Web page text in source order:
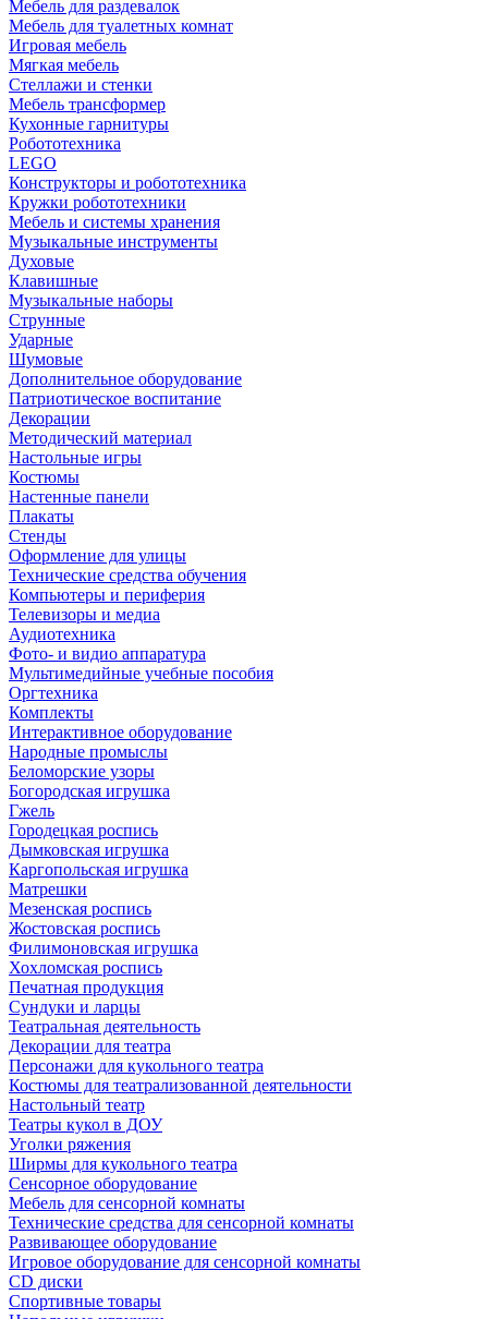
Мебель для раздевалок
Мебель для туалетных комнат
Игровая мебель
Мягкая мебель
Стеллажи и стенки
Мебель трансформер
Кухонные гарнитуры
Робототехника
LEGO
Конструкторы и робототехника
Кружки робототехники
Мебель и системы хранения
Музыкальные инструменты
Духовые
Клавишные
Музыкальные наборы
Струнные
Ударные
Шумовые
Дополнительное оборудование
Патриотическое воспитание
Декорации
Методический материал
Настольные игры
Костюмы
Настенные панели
Плакаты
Стенды
Оформление для улицы
Технические средства обучения
Компьютеры и периферия
Телевизоры и медиа
Аудиотехника
Фото- и видио аппаратура
Мультимедийные учебные пособия
Оргтехника
Комплекты
Интерактивное оборудование
Народные промыслы
Беломорские узоры
Богородская игрушка
Гжель
Городецкая роспись
Дымковская игрушка
Каргопольская игрушка
Матрешки
Мезенская роспись
Жостовская роспись
Филимоновская игрушка
Хохломская роспись
Печатная продукция
Сундуки и ларцы
Театральная деятельность
Декорации для театра
Персонажи для кукольного театра
Костюмы для театрализованной деятельности
Настольный театр
Театры кукол в ДОУ
Уголки ряжения
Ширмы для кукольного театра
Сенсорное оборудование
Мебель для сенсорной комнаты
Технические средства для сенсорной комнаты
Развивающее оборудование
Игровое оборудование для сенсорной комнаты
CD диски
Спортивные товары